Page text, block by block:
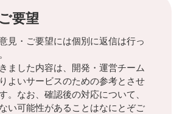
要望
見・ご要望には個別に返信は行っ
ました内容は、開発・運営チーム
よいサービスのための参考とさせ
。なお、確認後の対応について、
い可能性があることはなにとぞご